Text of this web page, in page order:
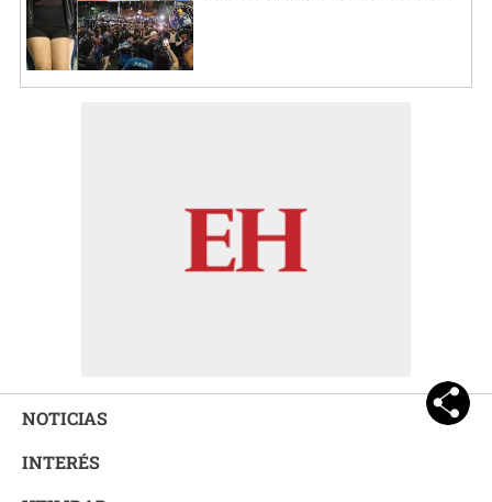
NOTICIAS
INTERÉS